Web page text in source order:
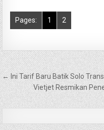
Pages: 1 2
Navigasi
pos
← Ini Tarif Baru Batik Solo Trans
Vietjet Resmikan